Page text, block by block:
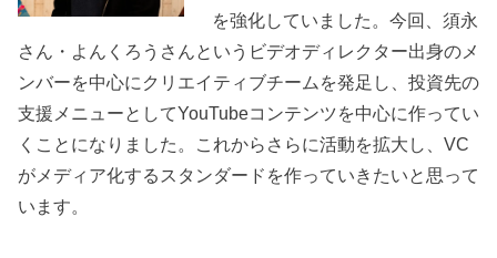
を強化していました。今回、須永
さん・よんくろうさんというビデオディレクター出身のメ
ンバーを中心にクリエイティブチームを発足し、投資先の
支援メニューとしてYouTubeコンテンツを中心に作ってい
くことになりました。これからさらに活動を拡大し、VC
がメディア化するスタンダードを作っていきたいと思って
います。